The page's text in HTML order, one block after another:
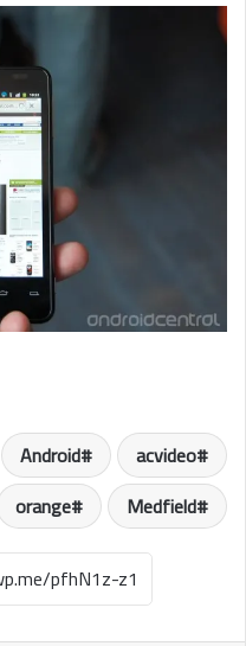
acvideo
Android
Medfield
orange